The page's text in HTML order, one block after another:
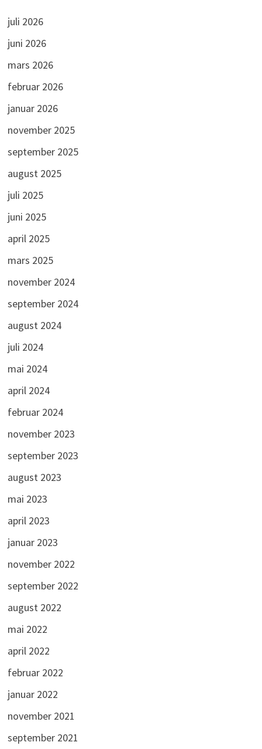
juli 2026
juni 2026
mars 2026
februar 2026
januar 2026
november 2025
september 2025
august 2025
juli 2025
juni 2025
april 2025
mars 2025
november 2024
september 2024
august 2024
juli 2024
mai 2024
april 2024
februar 2024
november 2023
september 2023
august 2023
mai 2023
april 2023
januar 2023
november 2022
september 2022
august 2022
mai 2022
april 2022
februar 2022
januar 2022
november 2021
september 2021